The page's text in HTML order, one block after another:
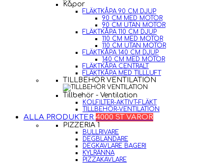
Kåpor
FLÄKTKÅPA 90 CM DJUP
90 CM MED MOTOR
90 CM UTAN MOTOR
FLÄKTKÅPA 110 CM DJUP
110 CM MED MOTOR
110 CM UTAN MOTOR
FLÄKTKÅPA 140 CM DJUP
140 CM MED MOTOR
FLÄKTKÅPA CENTRALT
FLÄKTKÅPA MED TILLLUFT
TILLBEHÖR VENTILATION
Tillbehör - Ventilation
KOLFILTER-AKTIVT-FLÄKT
TILLBEHÖR-VENTILATION
ALLA PRODUKTER 4000 ST VAROR
PIZZERIA 1
BULLRIVARE
DEGBLANDARE
DEGKAVLARE BAGERI
KYLRÄNNA
PIZZAKAVLARE